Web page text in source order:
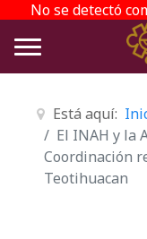
No se detectó
Está aquí:
El INAH y la
Coordinación
Teotihuacan